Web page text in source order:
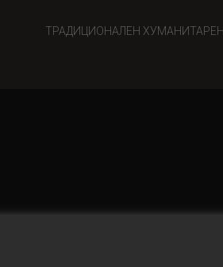
ТРАДИЦИОНАЛЕН ХУМАНИТАРЕН